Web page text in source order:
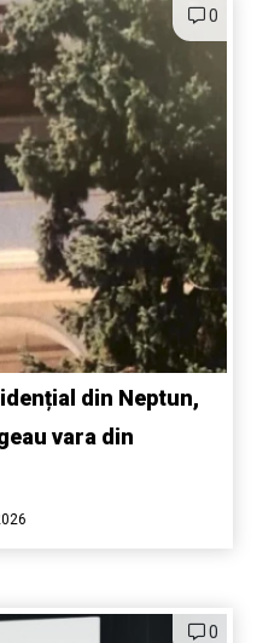
0
din Neptun,
vara din
0